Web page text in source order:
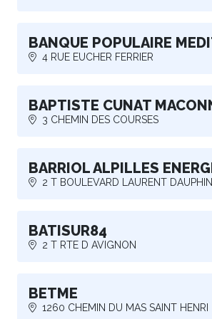
BANQUE POPULAIRE
4 RUE EUCHER FERRIER
BAPTISTE CUNAT
3 CHEMIN DES COURSES
BARRIOL ALPILLES
2 T BOULEVARD LAURENT DAUPHIN
BATISUR84
2 T RTE D AVIGNON
BETME
1260 CHEMIN DU MAS SAINT HENRI